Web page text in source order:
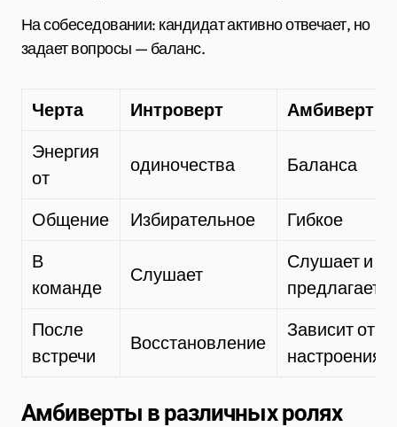
На собеседовании: кандидат активно отвечает, но
задает вопросы — баланс.
Черта Интроверт
Амбиверт
Энергия
от
одиночества Баланса
Общение Избирательное
Гибкое
В
команде
Слушает
Слушает и
предлагает
После
встречи
Восстановление
Зависит от
настроения
Амбиверты в различных ролях